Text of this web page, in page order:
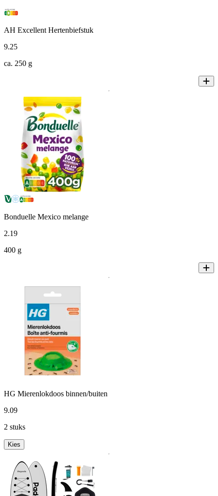
AH Excellent Hertenbiefstuk
9.25
ca. 250 g
Bonduelle Mexico melange
2.19
400 g
HG Mierenlokdoos binnen/buiten
9.09
2 stuks
Kies